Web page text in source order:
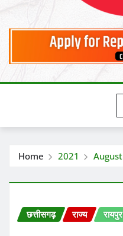
Home 2021 August
छत्तीसगढ़ राज्य रायपुर